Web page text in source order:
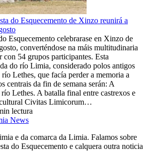
do Esquecemento de Xinzo reunirá a
Esquecemento celebrarase en Xinzo de
converténdose na máis multitudinaria
con 54 grupos participantes. Esta
do río Limia, considerado polos antigos
Lethes, que facía perder a memoria a
centrais da fin de semana serán: A
Lethes. A batalla final entre castrexos e
Civitas Limicorum…
lectura
News
e da comarca da Limia. Falamos sobre
do Esquecemento e calquera outra noticia